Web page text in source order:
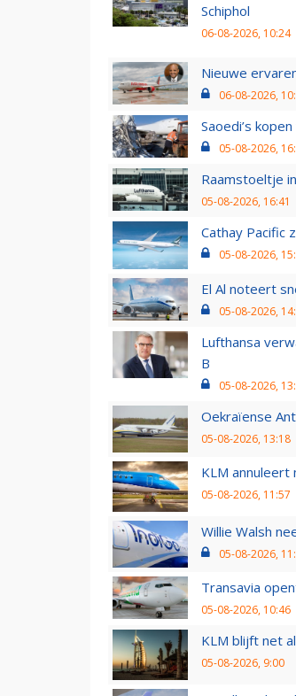
Schiphol
06-08-2026, 10:24
Nieuwe
06-08-2026,
Saoedi’s
05-08-2026,
Raamstoeltje
05-08-2026, 16:41
Cathay Pacific
05-08-2026,
El Al noteert
05-08-2026,
Lufthansa
B
05-08-2026,
Oekraïense
05-08-2026, 13:18
KLM annuleert
05-08-2026, 11:57
Willie Walsh
05-08-2026,
Transavia
05-08-2026, 10:46
KLM blijft net
05-08-2026, 9:00